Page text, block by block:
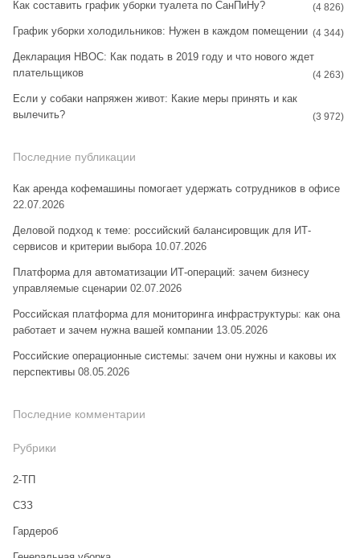
Как составить график уборки туалета по СанПиНу? (4 826)
График уборки холодильников: Нужен в каждом помещении (4 344)
Декларация НВОС: Как подать в 2019 году и что нового ждет
плательщиков
(4 263)
Если у собаки напряжен живот: Какие меры принять и как
вылечить?
(3 972)
Последние публикации
Как аренда кофемашины помогает удержать сотрудников в офисе
22.07.2026
Деловой подход к теме: российский балансировщик для ИТ-
сервисов и критерии выбора 10.07.2026
Платформа для автоматизации ИТ-операций: зачем бизнесу
управляемые сценарии 02.07.2026
Российская платформа для мониторинга инфраструктуры: как она
работает и зачем нужна вашей компании 13.05.2026
Российские операционные системы: зачем они нужны и каковы их
перспективы 08.05.2026
Последние комментарии
Рубрики
2-ТП
CЗЗ
Гардероб